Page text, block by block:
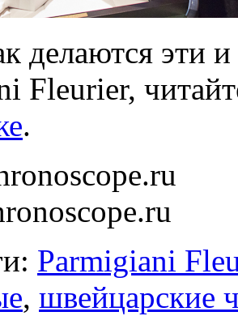
делаются эти
Fleurier,
.
Parmigiani
, швейцарские